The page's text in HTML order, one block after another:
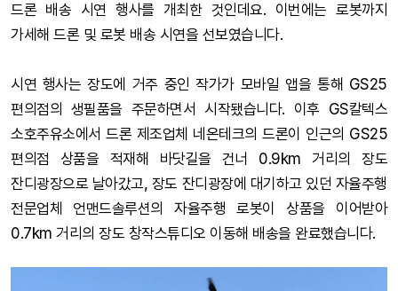
드론 배송 시연 행사를 개최한 것인데요. 이번에는 로봇까지
가세해 드론 및 로봇 배송 시연을 선보였습니다.
시연 행사는 장도에 거주 중인 작가가 모바일 앱을 통해 GS25
편의점의 생필품을 주문하면서 시작됐습니다. 이후 GS칼텍스
소호주유소에서 드론 제조업체 네온테크의 드론이 인근의 GS25
편의점 상품을 적재해 바닷길을 건너 0.9km 거리의 장도
잔디광장으로 날아갔고, 장도 잔디광장에 대기하고 있던 자율주행
전문업체 언맨드솔루션의 자율주행 로봇이 상품을 이어받아
0.7km 거리의 장도 창작스튜디오 이동해 배송을 완료했습니다.